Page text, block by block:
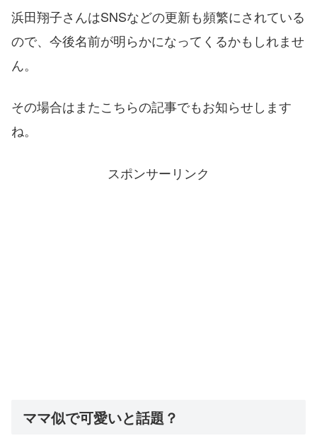
浜田翔子さんはSNSなどの更新も頻繁にされている
ので、今後名前が明らかになってくるかもしれませ
ん。
その場合はまたこちらの記事でもお知らせします
ね。
スポンサーリンク
ママ似で可愛いと話題？